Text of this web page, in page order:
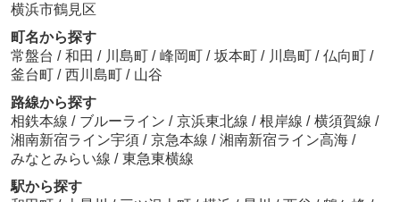
横浜市鶴見区
町名から探す
常盤台 / 和田 / 川島町 / 峰岡町 / 坂本町 / 川島町 / 仏向町 /
釜台町 / 西川島町 / 山谷
路線から探す
相鉄本線 / ブルーライン / 京浜東北線 / 根岸線 / 横須賀線 /
湘南新宿ライン宇須 / 京急本線 / 湘南新宿ライン高海 /
みなとみらい線 / 東急東横線
駅から探す